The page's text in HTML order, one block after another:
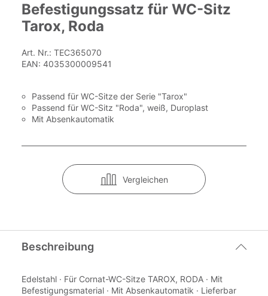
Befestigungssatz für WC-Sitz
Tarox, Roda
Art. Nr.: TEC365070
EAN: 4035300009541
Passend für WC-Sitze der Serie "Tarox"
Passend für WC-Sitz "Roda", weiß, Duroplast
Mit Absenkautomatik
Vergleichen
Beschreibung
Edelstahl · Für Cornat-WC-Sitze TAROX, RODA · Mit
Befestigungsmaterial · Mit Absenkautomatik · Lieferbar